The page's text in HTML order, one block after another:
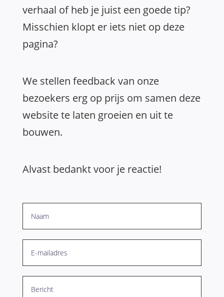
verhaal of heb je juist een goede tip?
Misschien klopt er iets niet op deze
pagina?
We stellen feedback van onze
bezoekers erg op prijs om samen deze
website te laten groeien en uit te
bouwen.
Alvast bedankt voor je reactie!